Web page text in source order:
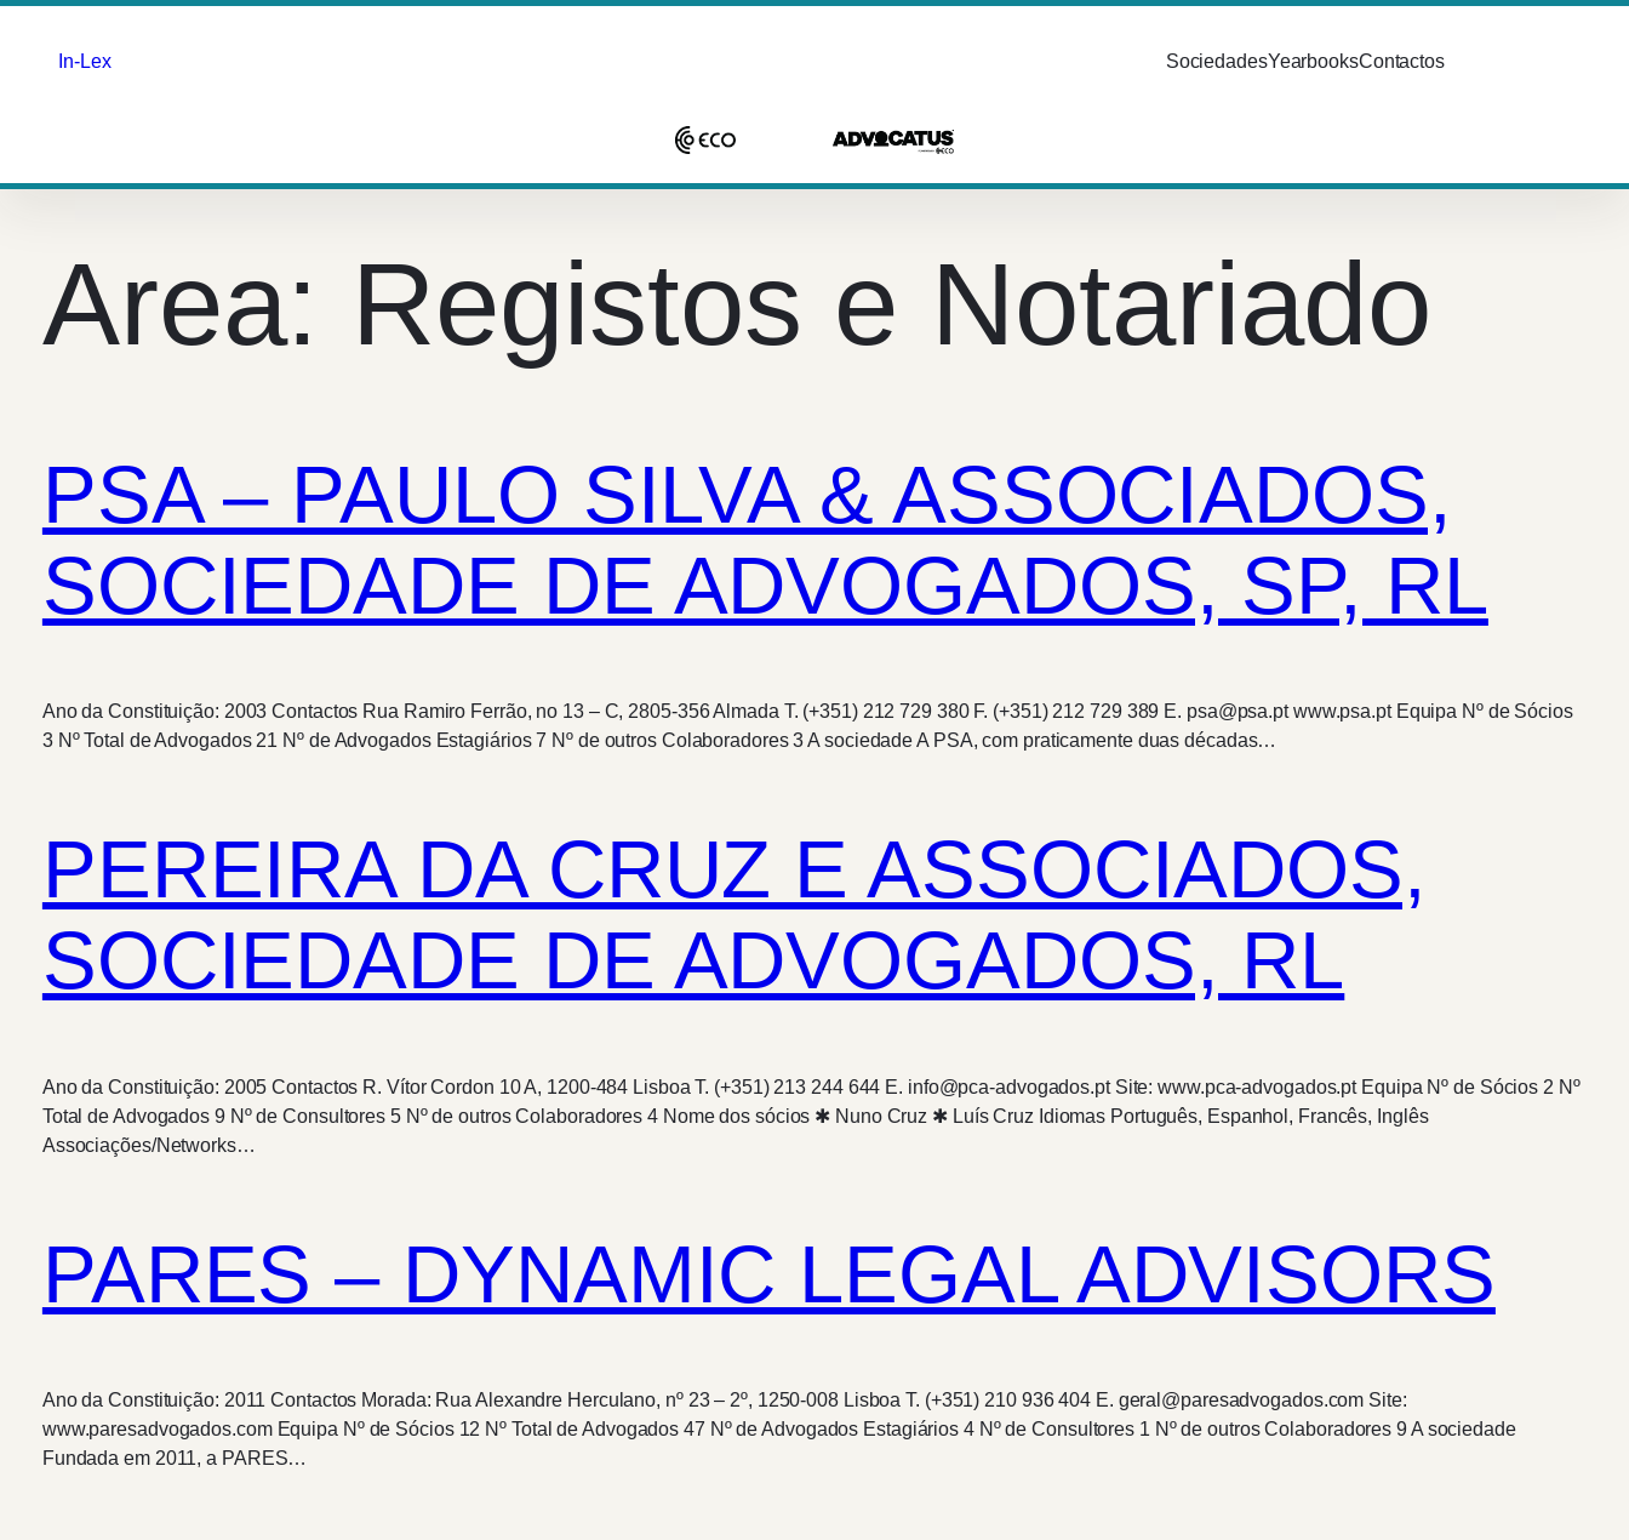
conteúdo
In-Lex SociedadesYearbooksContactos
Area: Registos e Notariado
PSA – PAULO SILVA & ASSOCIADOS,
SOCIEDADE DE ADVOGADOS, SP, RL
Ano da Constituição: 2003 Contactos Rua Ramiro Ferrão, no 13 – C, 2805-356 Almada T. (+351) 212 729 380 F. (+351) 212 729 389 E. psa@psa.pt www.psa.pt Equipa Nº de Sócios
3 Nº Total de Advogados 21 Nº de Advogados Estagiários 7 Nº de outros Colaboradores 3 A sociedade A PSA, com praticamente duas décadas…
PEREIRA DA CRUZ E ASSOCIADOS,
SOCIEDADE DE ADVOGADOS, RL
Ano da Constituição: 2005 Contactos R. Vítor Cordon 10 A, 1200-484 Lisboa T. (+351) 213 244 644 E. info@pca-advogados.pt Site: www.pca-advogados.pt Equipa Nº de Sócios 2 Nº
Total de Advogados 9 Nº de Consultores 5 Nº de outros Colaboradores 4 Nome dos sócios ✱ Nuno Cruz ✱ Luís Cruz Idiomas Português, Espanhol, Francês, Inglês
Associações/Networks…
PARES – DYNAMIC LEGAL ADVISORS
Ano da Constituição: 2011 Contactos Morada: Rua Alexandre Herculano, nº 23 – 2º, 1250-008 Lisboa T. (+351) 210 936 404 E. geral@paresadvogados.com Site:
www.paresadvogados.com Equipa Nº de Sócios 12 Nº Total de Advogados 47 Nº de Advogados Estagiários 4 Nº de Consultores 1 Nº de outros Colaboradores 9 A sociedade
Fundada em 2011, a PARES…